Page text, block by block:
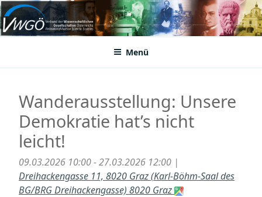
Zum
Inhalt
springenVWGÖ
Federation of Austrian Scientific Societies
Menü
Wanderausstellung: Unsere
Demokratie hat’s nicht
leicht!
09.03.2026 10:00 - 27.03.2026 12:00 |
Dreihackengasse 11, 8020 Graz (Karl-Böhm-Saal des
BG/BRG Dreihackengasse) 8020 Graz